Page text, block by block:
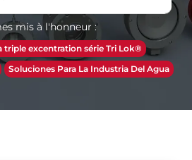
mis à l'honneur :
triple excentration série Tri Lok®
Soluciones Para La Industria Del Agua